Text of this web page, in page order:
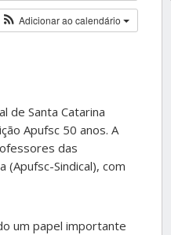
Adicionar ao calendário
de Santa Catarina
Apufsc 50 anos. A
das
(Apufsc-Sindical), com
um papel importante